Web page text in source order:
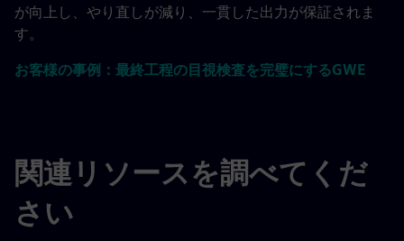
が向上し、やり直しが減り、一貫した出力が保証されま
す。
お客様の事例：最終工程の目視検査を完璧にするGWE
関連リソースを調べてくだ
さい